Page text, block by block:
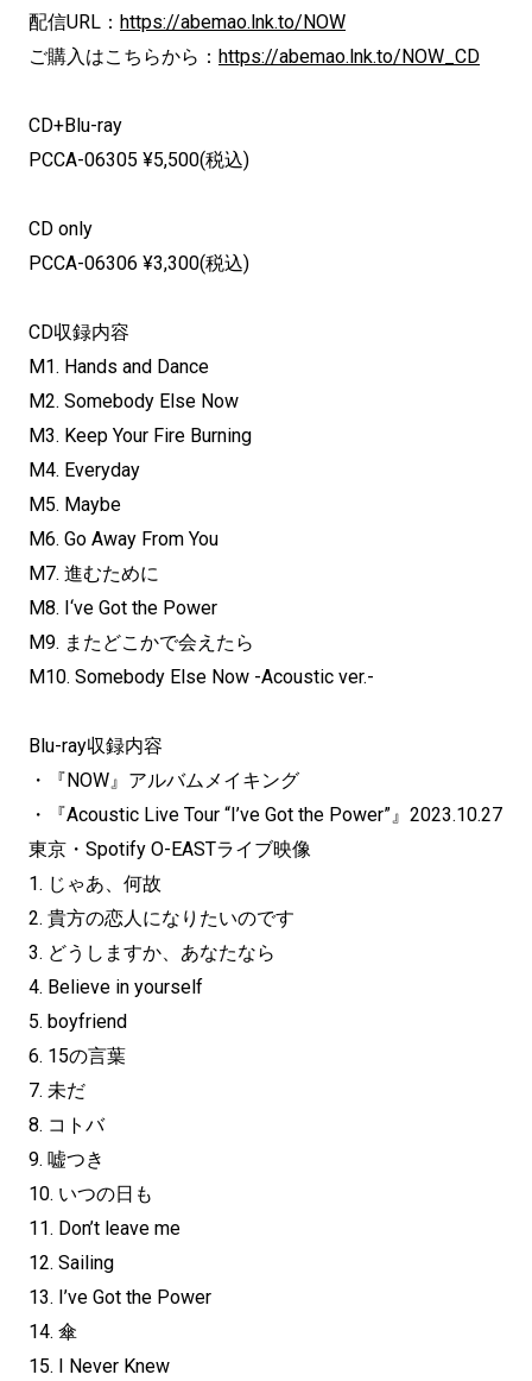
配信URL： https://abemao.lnk.to/NOW
ご購入はこちらから： https://abemao.lnk.to/NOW_CD
CD+Blu-ray
PCCA-06305 ¥5,500(税込)
CD only
PCCA-06306 ¥3,300(税込)
CD収録内容
M1. Hands and Dance
M2. Somebody Else Now
M3. Keep Your Fire Burning
M4. Everyday
M5. Maybe
M6. Go Away From You
M7. 進むために
M8. I‘ve Got the Power
M9. またどこかで会えたら
M10. Somebody Else Now -Acoustic ver.-
Blu-ray収録内容
・『NOW』アルバムメイキング
・『Acoustic Live Tour “I’ve Got the Power”』2023.10.27
東京・Spotify O-EASTライブ映像
1. じゃあ、何故
2. 貴方の恋人になりたいのです
3. どうしますか、あなたなら
4. Believe in yourself
5. boyfriend
6. 15の言葉
7. 未だ
8. コトバ
9. 嘘つき
10. いつの日も
11. Don’t leave me
12. Sailing
13. I’ve Got the Power
14. 傘
15. I Never Knew